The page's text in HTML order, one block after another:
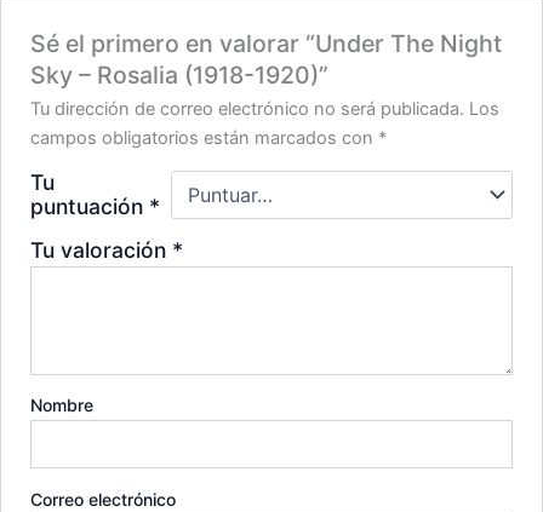
Sé el primero en valorar “Under The Night
Sky – Rosalia (1918-1920)”
Tu dirección de correo electrónico no será publicada. Los
campos obligatorios están marcados con *
Tu
puntuación *
Tu valoración *
Nombre
Correo electrónico